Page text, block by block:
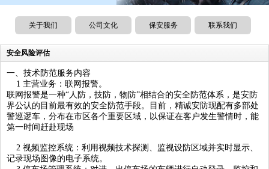
关于我们 公司文化 保安服务 联系我们
安全风险评估
一、技术防范服务内容
1 主营业务：联网报警。
联网报警是一种“人防，技防，物防”相结合的安全防范体系，是安防
界公认的目前最有效的安全防范手段。目前，精诚安防现配有多部处
警巡逻车，分布在市区各个重要区域，以保证在客户发生警情时，能
第一时间赶赴现场
2 视频监控系统：利用视频技术探测、监视设防区域并实时显示、
记录现场图像的电子系统。